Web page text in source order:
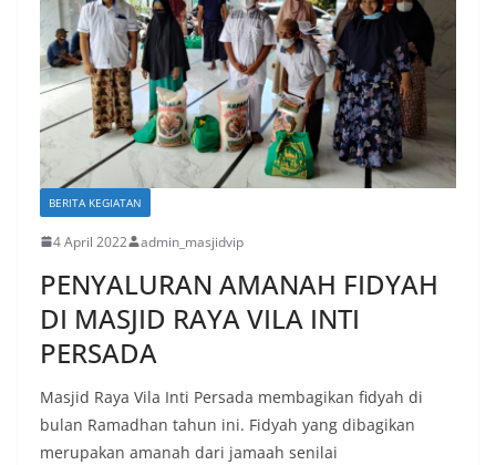
BERITA KEGIATAN
4 April 2022 admin_masjidvip
PENYALURAN AMANAH FIDYAH
DI MASJID RAYA VILA INTI
PERSADA
Masjid Raya Vila Inti Persada membagikan fidyah di
bulan Ramadhan tahun ini. Fidyah yang dibagikan
merupakan amanah dari jamaah senilai